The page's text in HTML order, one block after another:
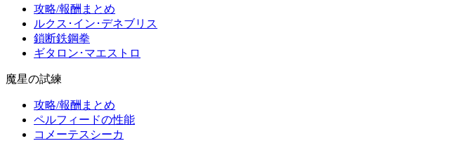
攻略/報酬まとめ
ルクス･イン･デネブリス
鎖断鉄鋼拳
ギタロン･マエストロ
魔星の試練
攻略/報酬まとめ
ペルフィードの性能
コメーテスシーカ